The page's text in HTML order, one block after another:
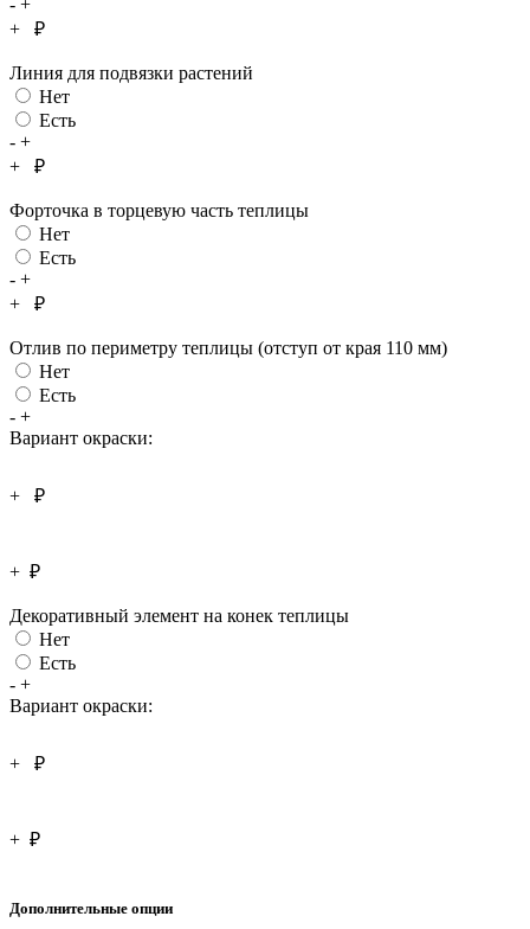
- +
+
₽
Линия для подвязки растений
Нет
Есть
- +
+
₽
Форточка в торцевую часть теплицы
Нет
Есть
- +
+
₽
Отлив по периметру теплицы (отступ от края 110 мм)
Нет
Есть
- +
Вариант окраски:
+ ₽
+ ₽
Декоративный элемент на конек теплицы
Нет
Есть
- +
Вариант окраски:
+ ₽
+ ₽
Дополнительные опции